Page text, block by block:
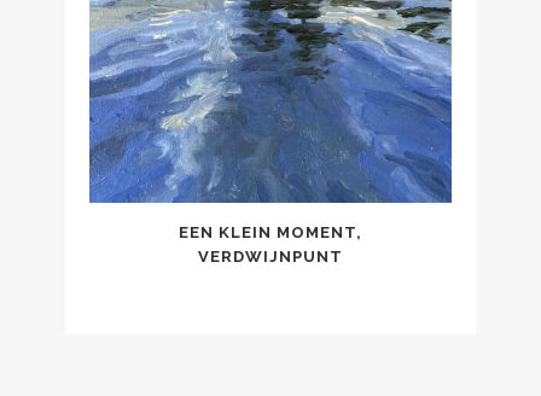
EEN KLEIN MOMENT,
VERDWIJNPUNT